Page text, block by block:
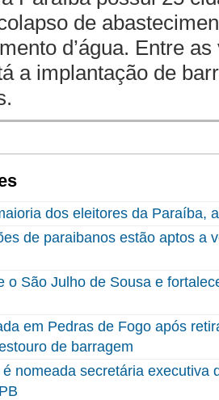
de
d’água. Entre
a implantação de
dos eleitores da Paraíba,
de paraibanos estão aptos a
o São Julho de Sousa e
em Pedras de Fogo após
de barragem
nomeada secretária executiva